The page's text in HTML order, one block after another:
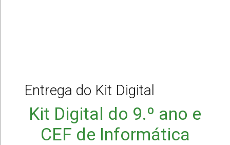
Entrega do Kit Digital
Kit Digital do 9.º ano e
CEF de Informática